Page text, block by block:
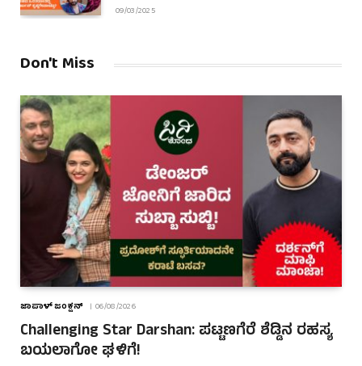
09/03/2025
Don't Miss
ಜಾಪಾಳ್ ಜಂಕ್ಷನ್ 06/08/2026
Challenging Star Darshan: ಪಟ್ಟಣಗೆರೆ ಶೆಡ್ಡಿನ ರಹಸ್ಯ
ಬಯಲಾಗೋ ಘಳಿಗೆ!